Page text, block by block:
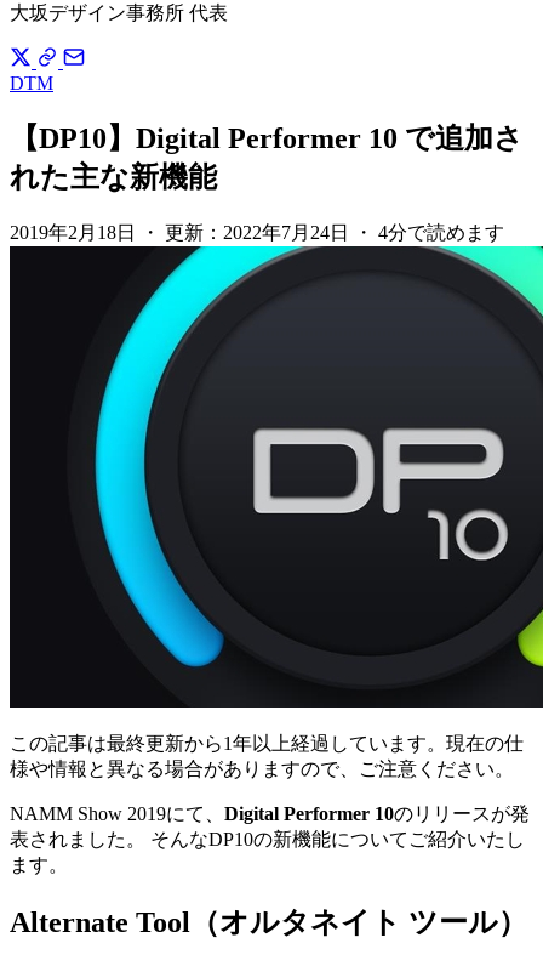
大坂デザイン事務所 代表
DTM
【DP10】Digital Performer 10 で追加さ
れた主な新機能
2019年2月18日 ・ 更新： 2022年7月24日 ・ 4分で読めます
この記事は最終更新から1年以上経過しています。現在の仕
様や情報と異なる場合がありますので、ご注意ください。
NAMM Show 2019にて、 Digital Performer 10のリリースが発
表されました。 そんなDP10の新機能についてご紹介いたし
ます。
Alternate Tool（オルタネイト ツール）